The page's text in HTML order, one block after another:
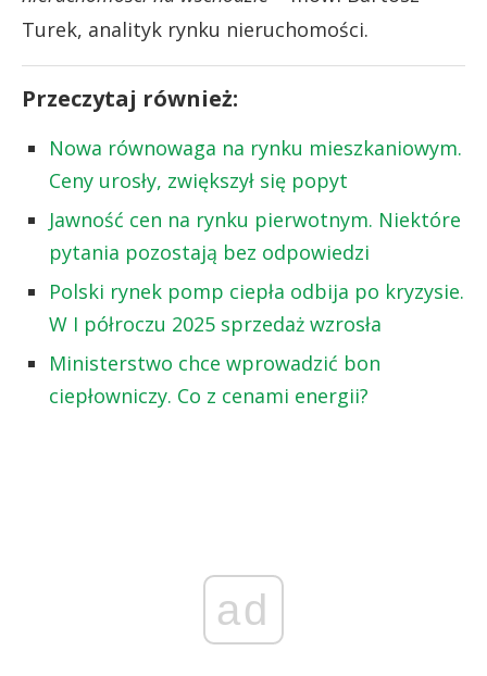
Turek, analityk rynku nieruchomości.
Przeczytaj również:
Nowa równowaga na rynku mieszkaniowym.
Ceny urosły, zwiększył się popyt
Jawność cen na rynku pierwotnym. Niektóre
pytania pozostają bez odpowiedzi
Polski rynek pomp ciepła odbija po kryzysie.
W I półroczu 2025 sprzedaż wzrosła
Ministerstwo chce wprowadzić bon
ciepłowniczy. Co z cenami energii?
ad